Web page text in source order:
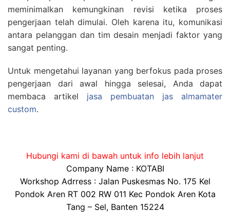
meminimalkan kemungkinan revisi ketika proses
pengerjaan telah dimulai. Oleh karena itu, komunikasi
antara pelanggan dan tim desain menjadi faktor yang
sangat penting.
Untuk mengetahui layanan yang berfokus pada proses
pengerjaan dari awal hingga selesai, Anda dapat
membaca artikel jasa pembuatan jas almamater
custom.
Hubungi kami di bawah untuk info lebih lanjut
Company Name : KOTABI
Workshop Adrress : Jalan Puskesmas No. 175 Kel
Pondok Aren RT 002 RW 011 Kec Pondok Aren Kota
Tang – Sel, Banten 15224